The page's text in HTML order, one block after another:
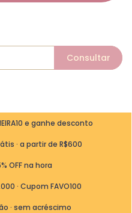
e ganhe desconto
· a partir de R$600
OFF na hora
· Cupom FAVO100
· sem acréscimo